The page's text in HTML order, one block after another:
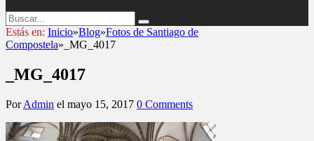
Estás en: Inicio»Blog»Fotos de Santiago de
Compostela» _MG_4017
_MG_4017
PorAdmin el mayo 15, 2017 0 Comments